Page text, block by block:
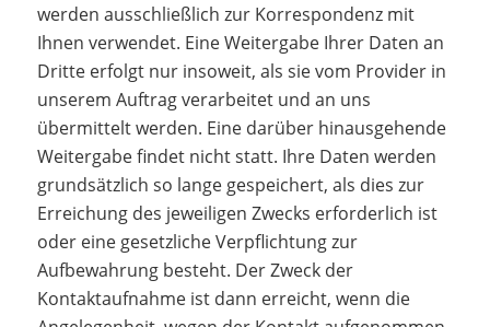
werden ausschließlich zur Korrespondenz mit
Ihnen verwendet. Eine Weitergabe Ihrer Daten an
Dritte erfolgt nur insoweit, als sie vom Provider in
unserem Auftrag verarbeitet und an uns
übermittelt werden. Eine darüber hinausgehende
Weitergabe findet nicht statt. Ihre Daten werden
grundsätzlich so lange gespeichert, als dies zur
Erreichung des jeweiligen Zwecks erforderlich ist
oder eine gesetzliche Verpflichtung zur
Aufbewahrung besteht. Der Zweck der
Kontaktaufnahme ist dann erreicht, wenn die